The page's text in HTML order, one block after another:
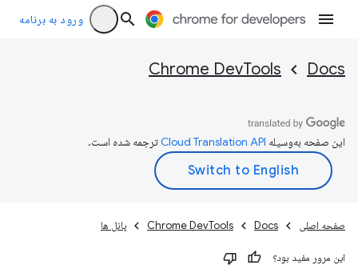
ورود به برنامه
Docs
Chrome DevTools
این صفحه به‌وسیله ترجمه شده است.
صفحه اصلی Docs
Chrome DevTools پانل ها
این مرور مفید بود؟